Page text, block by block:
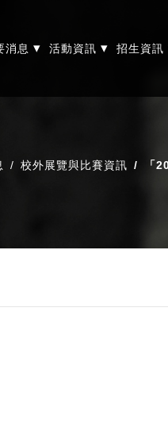
消息 ▾ 活動資訊 ▾ 招生資訊
校外展覽與比賽資訊 「